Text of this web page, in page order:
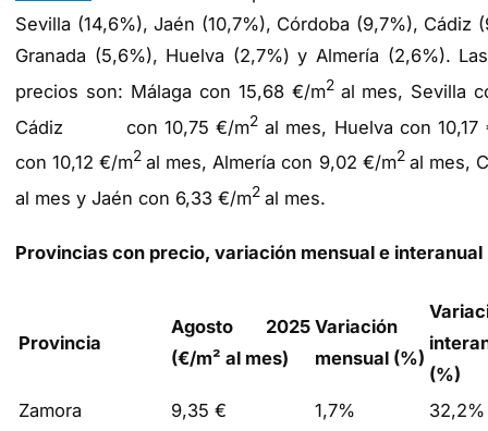
Sevilla (14,6%), Jaén (10,7%), Córdoba (9,7%), Cádiz
Granada (5,6%), Huelva (2,7%) y Almería (2,6%).
precios son: Málaga con 15,68 €/m2 al mes, Sevilla
Cádiz con 10,75 €/m2 al mes, Huelva con 10,17
con 10,12 €/m2 al mes, Almería con 9,02 €/m2 al mes,
al mes y Jaén con 6,33 €/m2 al mes.
Provincias con precio, variación mensual e interanual
Provincia
Agosto 2025
(€/m² al mes)
Variación
mensual (%)
(%)
Zamora
9,35 € 1,7%
32,2%